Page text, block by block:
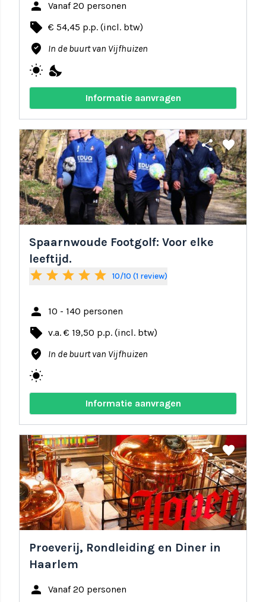
person Vanaf 20 personen
local_offer € 54,45 p.p. (incl. btw)
where_to_vote In de buurt van Vijfhuizen
wb_sunny nights_stay
Informatie aanvragen
share favorite
Spaarnwoude Footgolf: Voor elke
leeftijd.
star star star star star 10/10 (1 review)
person 10 - 140 personen
local_offer v.a. € 19,50 p.p. (incl. btw)
where_to_vote In de buurt van Vijfhuizen
wb_sunny
Informatie aanvragen
share favorite
Proeverij, Rondleiding en Diner in
Haarlem
person Vanaf 20 personen